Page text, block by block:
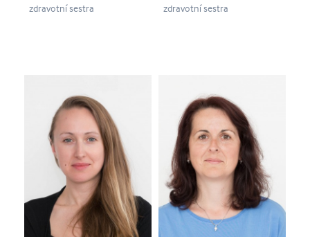
zdravotní sestra
zdravotní sestra